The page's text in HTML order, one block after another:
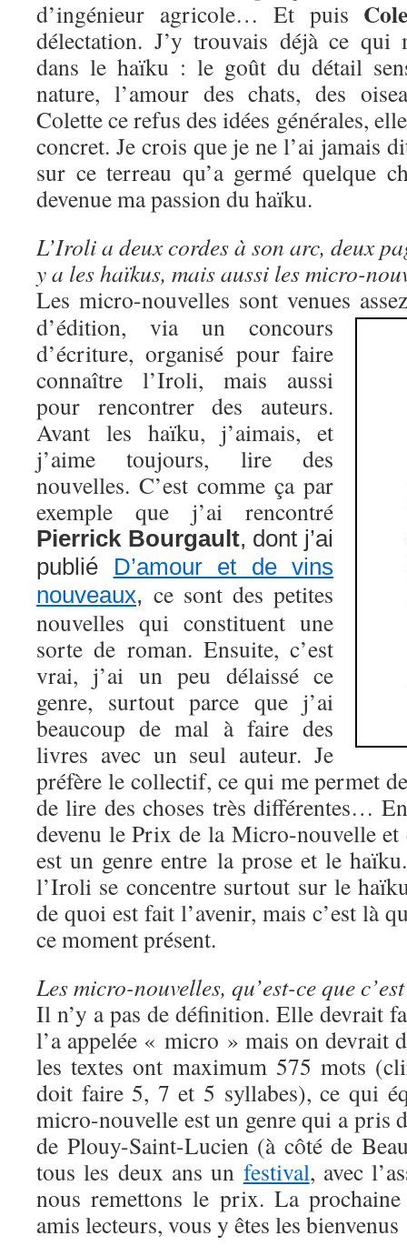
d’ingénieur agricole… Et puis
délectation. J’y trouvais déjà ce qui
dans le haïku : le goût du détail
nature, l’amour des chats, des
Colette ce refus des idées générales,
concret. Je crois que je ne l’ai jamais
sur ce terreau qu’a germé quelque
devenue ma passion du haïku.
L’Iroli a deux cordes à son arc, deux
y a les haïkus, mais aussi les micro-
Les micro-nouvelles sont venues
d’édition, via un concours
d’écriture, organisé pour faire
connaître l’Iroli, mais aussi
pour rencontrer des auteurs.
Avant les haïku, j’aimais, et
j’aime toujours, lire des
nouvelles. C’est comme ça par
exemple que j’ai rencontré
Pierrick Bourgault, dont j’ai
publié D’amour et de vins
nouveaux, ce sont des petites
nouvelles qui constituent une
sorte de roman. Ensuite, c’est
vrai, j’ai un peu délaissé ce
genre, surtout parce que j’ai
beaucoup de mal à faire des
livres avec un seul auteur. Je
préfère le collectif, ce qui me permet
de lire des choses très différentes…
devenu le Prix de la Micro-nouvelle
est un genre entre la prose et le
l’Iroli se concentre surtout sur le
de quoi est fait l’avenir, mais c’est là
ce moment présent.
Les micro-nouvelles, qu’est-ce que
Il n’y a pas de définition. Elle devrait
l’a appelée « micro » mais on devrait
les textes ont maximum 575 mots
doit faire 5, 7 et 5 syllabes), ce qui
micro-nouvelle est un genre qui a pris
de Plouy-Saint-Lucien (à côté de
tous les deux ans un festival, avec
nous remettons le prix. La
amis lecteurs, vous y êtes les bienvenus